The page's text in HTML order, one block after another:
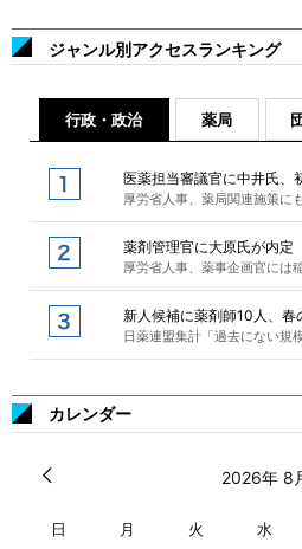
ジャンル別アクセスランキング
行政・政治 薬局
医薬担当審議官に中井氏、
厚労省人事、薬局関連施策に
薬剤管理官に大原氏が内定
厚労省人事、薬事企画官には
新人候補に薬剤師10人、春
日薬連盟集計「過去にない規模
カレンダー
2026年 8
日 月 火 水